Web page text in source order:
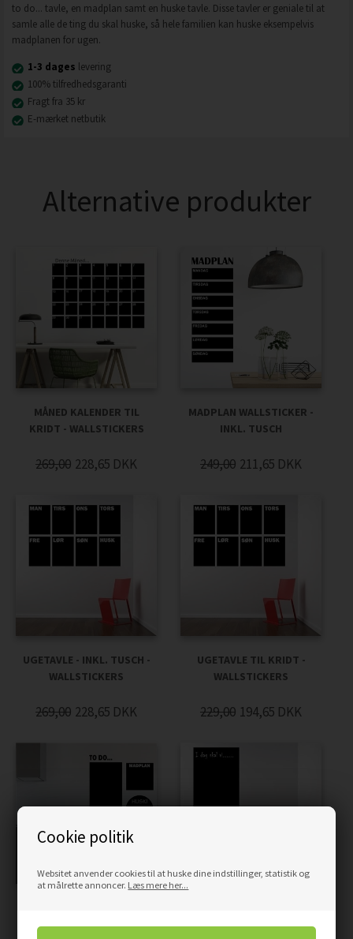
Cookie politik
Websitet anvender cookies til at huske dine indstillinger, statistik og
at målrette annoncer. Læs mere her...
to do... tavle, en madplan samt en huske tavle. Disse tavler er geniale til at
samle alle de ting du skal huske, så hele familien kan huske eksempelvis
madplanen for ugen.
1-3 dages levering
100% tilfredhedsgaranti
Fragt fra 35 kr
E-mærket netbutik
Alternative produkter
MÅNED KALENDER TIL
KRIDT - WALLSTICKERS
269,00 228,65 DKK
MADPLAN WALLSTICKER -
INKL. TUSCH
249,00 211,65 DKK
UGETAVLE - INKL. TUSCH -
WALLSTICKERS
269,00 228,65 DKK
UGETAVLE TIL KRIDT -
WALLSTICKERS
229,00 194,65 DKK
INKL. TUSCH -
WALLSTICKERS